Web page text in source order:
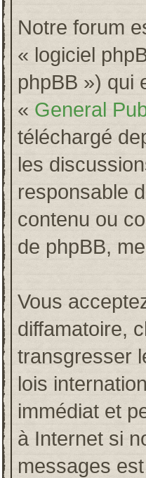
Notre forum
« logiciel
phpBB ») qui
« General
téléchargé
les
responsable
contenu ou
de phpBB,
Vous
diffamatoire,
transgresser
lois
immédiat et
à Internet si
messages